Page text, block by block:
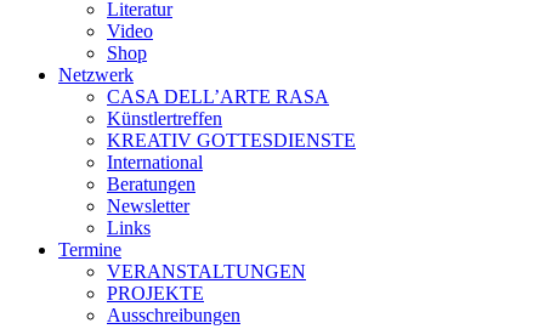
Literatur
Video
Shop
Netzwerk
CASA DELL’ARTE RASA
Künstlertreffen
KREATIV GOTTESDIENSTE
International
Beratungen
Newsletter
Links
Termine
VERANSTALTUNGEN
PROJEKTE
Ausschreibungen